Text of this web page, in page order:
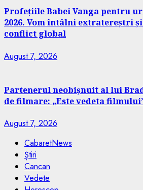
Profețiile Babei Vanga pentru
2026. Vom întâlni extratereștri
conflict global
August 7, 2026
Partenerul neobișnuit al lui
de filmare: „Este vedeta
August 7, 2026
CabaretNews
Știri
Cancan
Vedete